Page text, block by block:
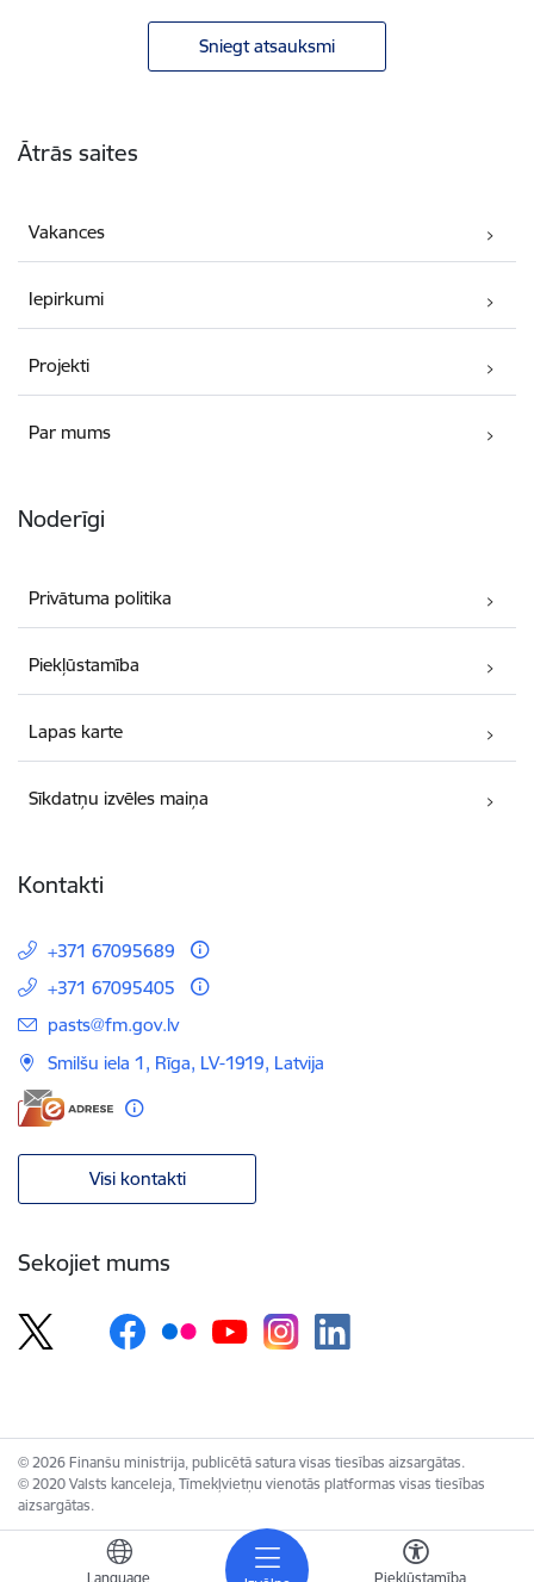
Language Piekļūstamība
Sniegt atsauksmi
Ātrās saites
Vakances
Iepirkumi
Projekti
Par mums
Noderīgi
Privātuma politika
Piekļūstamība
Lapas karte
Sīkdatņu izvēles maiņa
Kontakti
+371 67095689
+371 67095405
E-pasts:
pasts@fm.gov.lv
Smilšu iela 1, Rīga, LV-1919, Latvija
Visi kontakti
Sekojiet mums
© 2026 Finanšu ministrija, publicētā satura visas tiesības aizsargātas.
© 2020 Valsts kanceleja, Tīmekļvietņu vienotās platformas visas tiesības
aizsargātas.